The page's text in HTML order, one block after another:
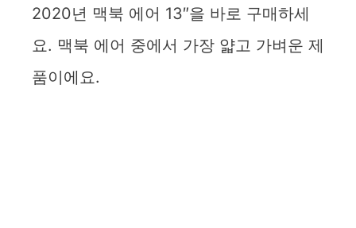
2020년 맥북 에어 13″을 바로 구매하세
요. 맥북 에어 중에서 가장 얇고 가벼운 제
품이에요.